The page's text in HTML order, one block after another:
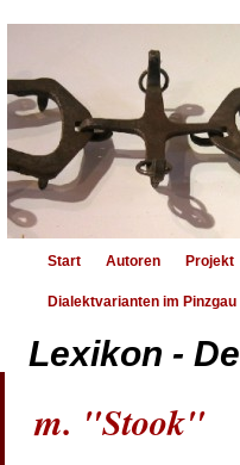
Start Autoren Projekt
Dialektvarianten im Pinzgau
Lexikon -
m. "Stook"